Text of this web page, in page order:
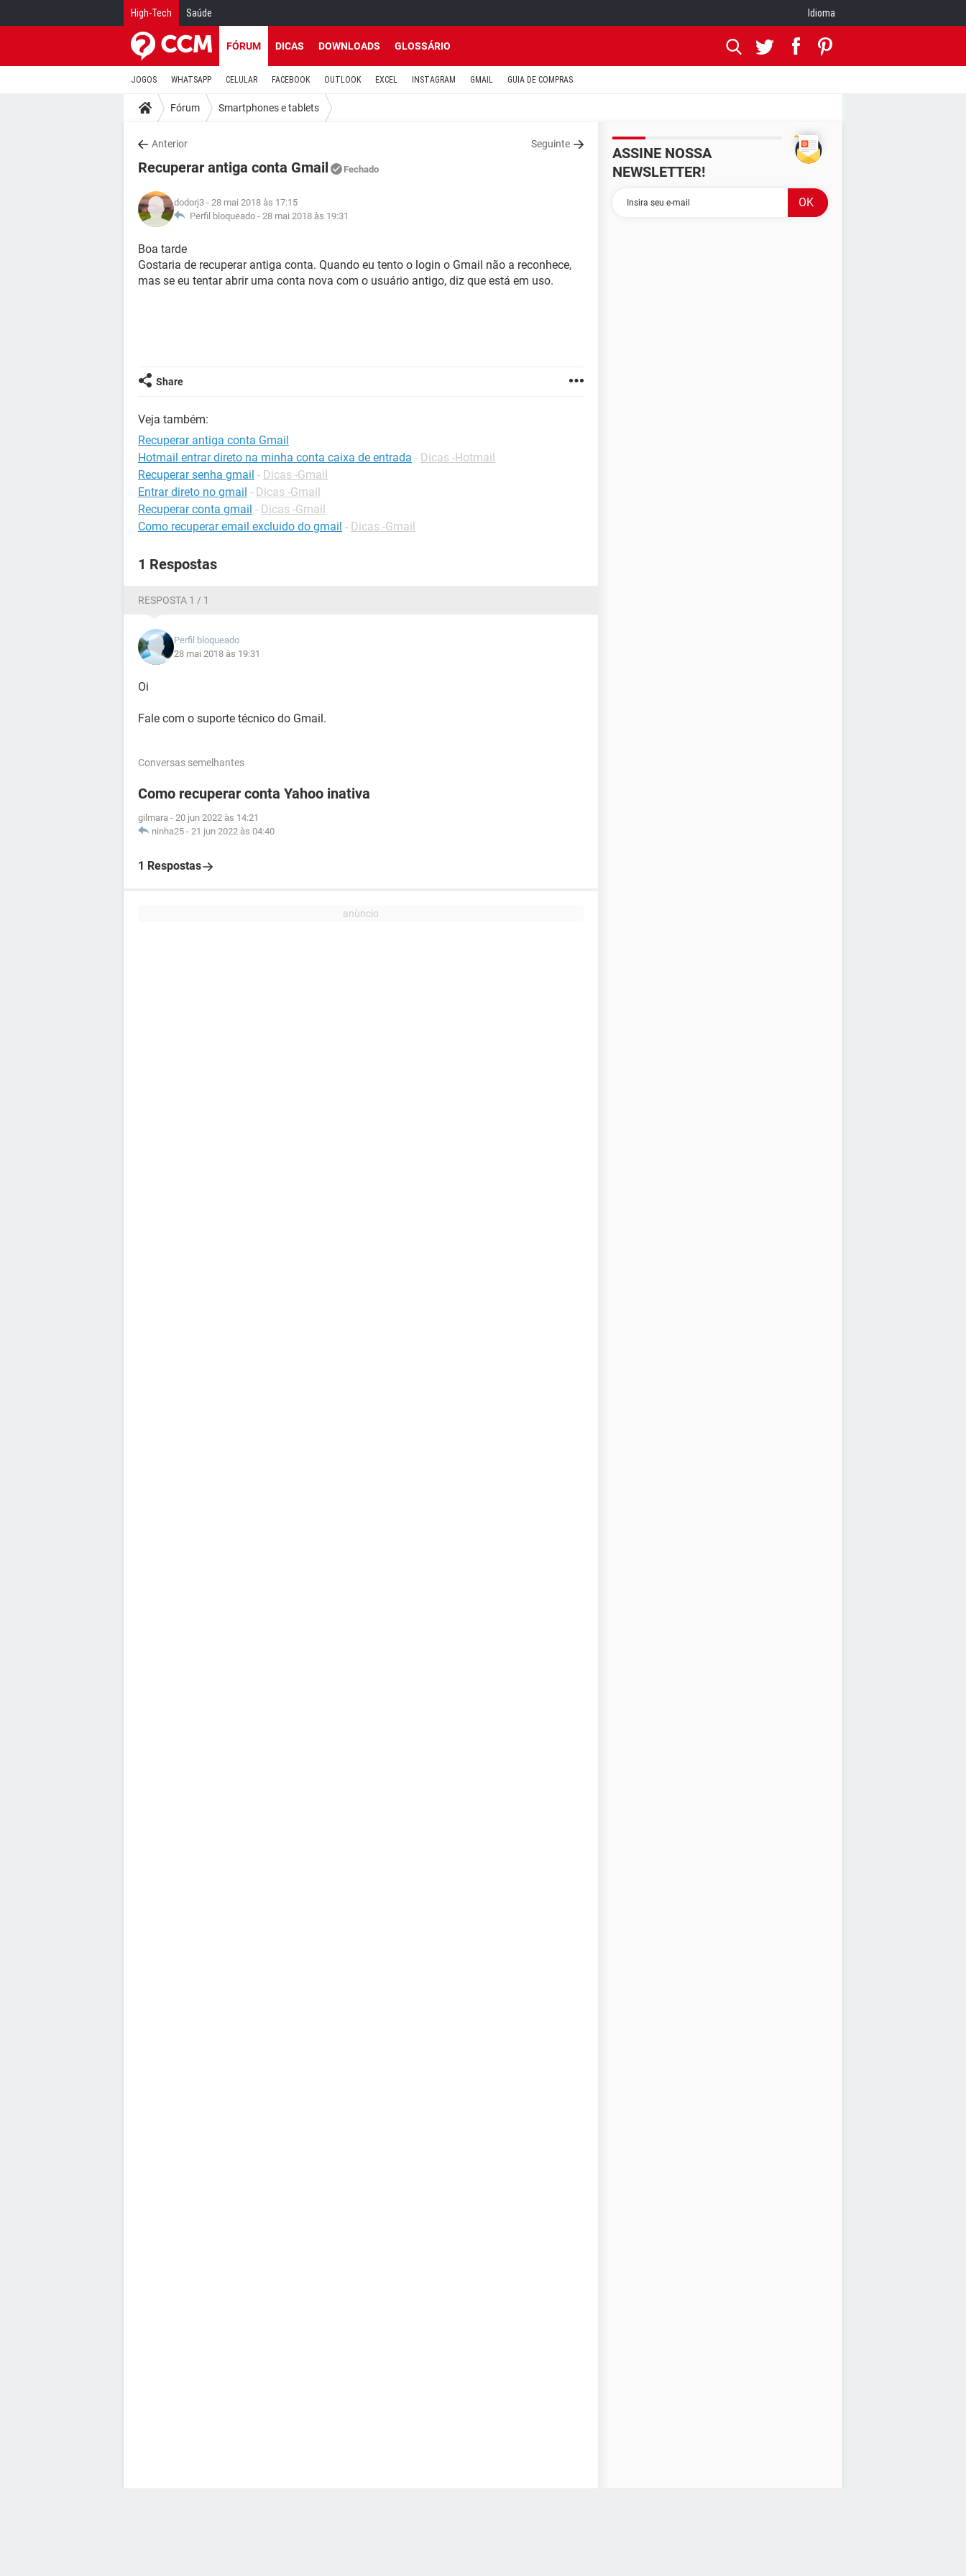
High-Tech Saúde Idioma
FÓRUM DICAS DOWNLOADS GLOSSÁRIO
JOGOS WHATSAPP CELULAR FACEBOOK OUTLOOK EXCEL INSTAGRAM GMAIL GUIA DE COMPRAS
Fórum Smartphones e tablets
Anterior Seguinte
Recuperar antiga conta Gmail Fechado
dodorj3 - 28 mai 2018 às 17:15
Perfil bloqueado - 28 mai 2018 às 19:31
Boa tarde
Gostaria de recuperar antiga conta. Quando eu tento o login o Gmail não a reconhece,
mas se eu tentar abrir uma conta nova com o usuário antigo, diz que está em uso.
Share
Veja também:
Recuperar antiga conta Gmail
Hotmail entrar direto na minha conta caixa de entrada - Dicas -Hotmail
Recuperar senha gmail - Dicas -Gmail
Entrar direto no gmail - Dicas -Gmail
Recuperar conta gmail - Dicas -Gmail
Como recuperar email excluido do gmail - Dicas -Gmail
1 Respostas
RESPOSTA 1 / 1
Perfil bloqueado
28 mai 2018 às 19:31
Oi
Fale com o suporte técnico do Gmail.
Conversas semelhantes
Como recuperar conta Yahoo inativa
gilmara - 20 jun 2022 às 14:21
ninha25 - 21 jun 2022 às 04:40
1 Respostas
ASSINE NOSSA
NEWSLETTER!